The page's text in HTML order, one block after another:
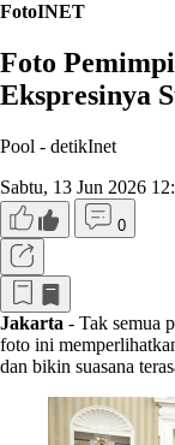
FotoINET
Foto
Ekspresinya
Pool - detikInet
Sabtu, 13 Jun 2026
0
Jakarta - Tak semua
foto ini
dan bikin suasana